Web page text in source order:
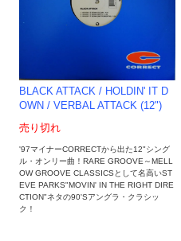
BLACK ATTACK / HOLDIN' IT D
OWN / VERBAL ATTACK (12")
売り切れ
'97マイナーCORRECTから出た12"シング
ル・オンリー曲！RARE GROOVE～MELL
OW GROOVE CLASSICSとして名高いST
EVE PARKS"MOVIN' IN THE RIGHT DIRE
CTION"ネタの90'Sアングラ・クラシッ
ク！